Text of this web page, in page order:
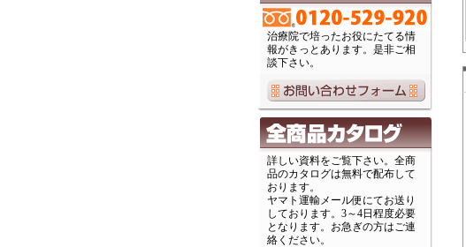
治療院で培ったお役にたてる情
報がきっとあります。是非ご相
談下さい。
詳しい資料をご覧下さい。全商
品のカタログは無料で配布して
おります。
ヤマト運輸メール便にてお送り
しております。3～4日程度必要
となります。お急ぎの方はご連
絡ください。